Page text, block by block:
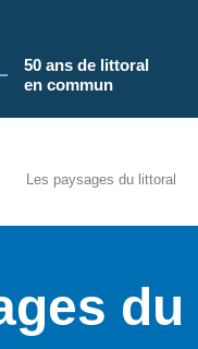
navigation sur le site du
50 ans de littoral
en commun​
Les paysages du littoral